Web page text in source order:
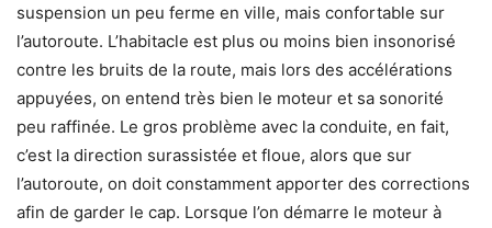
suspension un peu ferme en ville, mais confortable sur
l’autoroute. L’habitacle est plus ou moins bien insonorisé
contre les bruits de la route, mais lors des accélérations
appuyées, on entend très bien le moteur et sa sonorité
peu raffinée. Le gros problème avec la conduite, en fait,
c’est la direction surassistée et floue, alors que sur
l’autoroute, on doit constamment apporter des corrections
afin de garder le cap. Lorsque l’on démarre le moteur à